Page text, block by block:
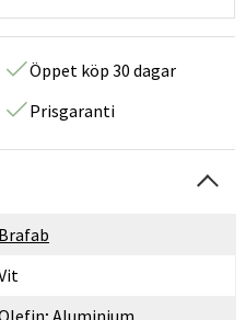
Öppet köp 30 dagar
Prisgaranti
Brafab
Aluminium